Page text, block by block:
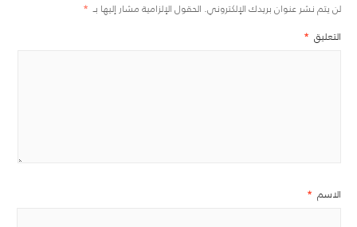
لن يتم نشر عنوان بريدك الإلكتروني. الحقول الإلزامية مشار إليها بـ *
التعليق *
الاسم *